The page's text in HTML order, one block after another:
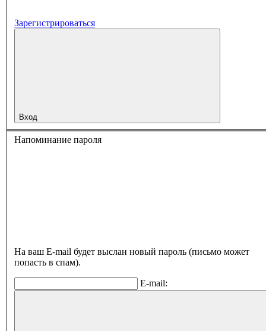
Зарегистрироваться
Вход
Напоминание пароля
На ваш E-mail будет выслан новый пароль (письмо может
попасть в спам).
E-mail: